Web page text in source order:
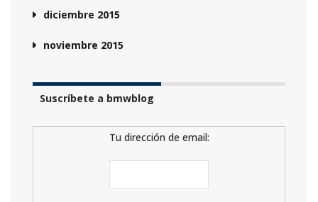
diciembre 2015
noviembre 2015
Suscríbete a bmwblog
Tu dirección de email: